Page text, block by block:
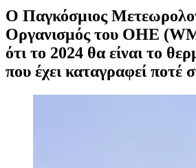
Ο Παγκόσμιος
Οργανισμός του ΟΗΕ
ότι το 2024 θα είναι το
που έχει καταγραφεί ποτέ